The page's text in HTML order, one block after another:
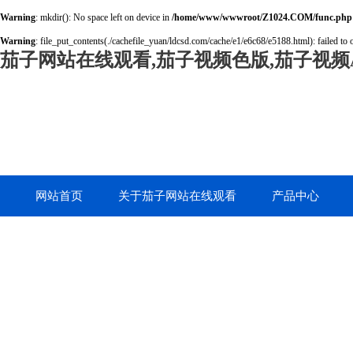
Warning: mkdir(): No space left on device in /home/www/wwwroot/Z1024.COM/func.php
Warning: file_put_contents(./cachefile_yuan/ldcsd.com/cache/e1/e6c68/e5188.html): failed
茄子网站在线观看,茄子视频色版,茄子视
网站首页 关于茄子网站在线观看 产品中心